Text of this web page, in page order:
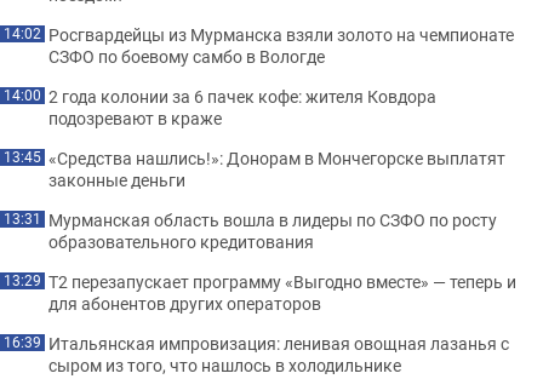
14:02 Росгвардейцы из Мурманска взяли золото на чемпионате
СЗФО по боевому самбо в Вологде
14:00 2 года колонии за 6 пачек кофе: жителя Ковдора
подозревают в краже
13:45 «Средства нашлись!»: Донорам в Мончегорске выплатят
законные деньги
13:31 Мурманская область вошла в лидеры по СЗФО по росту
образовательного кредитования
13:29 Т2 перезапускает программу «Выгодно вместе» — теперь и
для абонентов других операторов
16:39 Итальянская импровизация: ленивая овощная лазанья с
сыром из того, что нашлось в холодильнике